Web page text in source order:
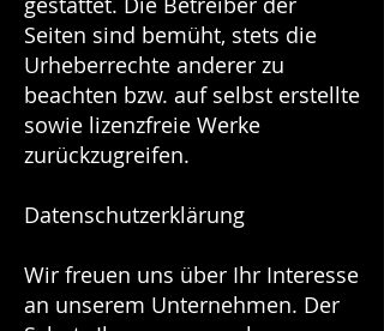
Seiten sind bemüht, stets die
Urheberrechte anderer zu
beachten bzw. auf selbst erstellte
sowie lizenzfreie Werke
zurückzugreifen.
Datenschutzerklärung
Wir freuen uns über Ihr Interesse
an unserem Unternehmen. Der